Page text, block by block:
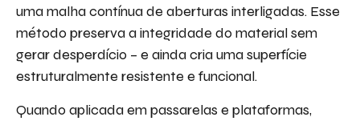
uma malha contínua de aberturas interligadas. Esse
método preserva a integridade do material sem
gerar desperdício – e ainda cria uma superfície
estruturalmente resistente e funcional.
Quando aplicada em passarelas e plataformas,